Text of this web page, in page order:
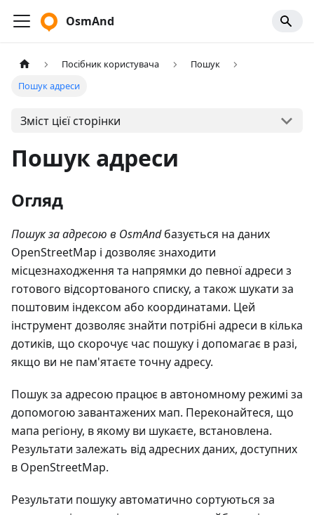
OsmAnd
Посібник користувача
Пошук
Пошук адреси
Зміст цієї сторінки
Пошук адреси
Огляд
Пошук за адресою в OsmAndбазується на даних
OpenStreetMap і дозволяє знаходити
місцезнаходження та напрямки до певної адреси з
готового відсортованого списку, а також шукати за
поштовим індексом або координатами. Цей
інструмент дозволяє знайти потрібні адреси в кілька
дотиків, що скорочує час пошуку і допомагає в разі,
якщо ви не пам'ятаєте точну адресу.
Пошук за адресою працює в автономному режимі за
допомогою завантажених мап. Переконайтеся, що
мапа регіону, в якому ви шукаєте, встановлена.
Результати залежать від адресних даних, доступних
в OpenStreetMap.
Результати пошуку автоматично сортуються за